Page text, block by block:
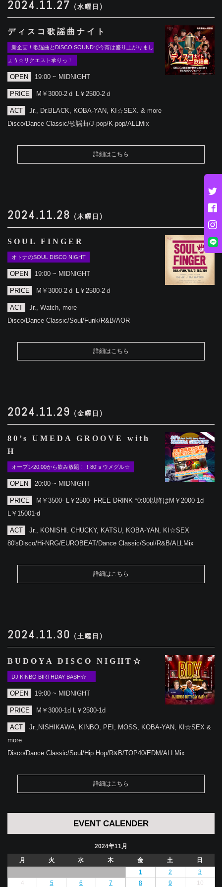
2024.11.27 (水曜日)
ディスコ歌謡曲ナイト
新企画！歌謡曲とDISCO SOUNDで今宵は盛り上がりまし
ょう☆リクエスト承りっ！
OPEN 19:00 ~ MIDNIGHT
PRICE M￥3000-2ｄ L￥2500-2ｄ
ACT
Jr., Dr.BLACK, KOBA-YAN, KI☆SEX. & more
Disco/Dance Classic/歌謡曲/J-pop/K-pop/ALLMix
詳細はこちら
2024.11.28 (木曜日)
SOUL FINGER
オトナのSOUL DISCO NIGHT
OPEN 19:00 ~ MIDNIGHT
PRICE M￥3000-2ｄ L￥2500-2ｄ
ACT
Jr., Watch, more
Disco/Dance Classic/Soul/Funk/R&B/AOR
詳細はこちら
2024.11.29 (金曜日)
80’s UMEDA GROOVE with
H
オープン20:00から飲み放題！！80’ｓウメグル☆
OPEN 20:00 ~ MIDNIGHT
PRICE
M￥3500- L￥2500- FREE DRINK *0:00以降はM￥2000-1d
L￥15001-d
ACT
Jr., KONISHI. CHUCKY, KATSU, KOBA-YAN, KI☆SEX
80'sDisco/Hi-NRG/EUROBEAT/Dance Classic/Soul/R&B/ALLMix
詳細はこちら
2024.11.30 (土曜日)
BUDOYA DISCO NIGHT☆
DJ KINBO BIRTHDAY BASH☆
OPEN 19:00 ~ MIDNIGHT
PRICE M￥3000-1d L￥2500-1d
ACT
Jr.,NISHIKAWA, KINBO, PEI, MOSS, KOBA-YAN, KI☆SEX &
more
Disco/Dance Classic/Soul/Hip Hop/R&B/TOP40/EDM/ALLMix
詳細はこちら
EVENT CALENDER
2024年11月
月
火 水 木 金 土
日
1
2
3
4
5 6 7 8 9
10